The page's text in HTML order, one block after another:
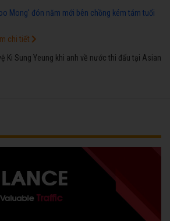
Mong' đón năm mới bên chồng kém tám tuổi
Ki Sung Yeung khi anh về nước thi đấu tại Asian
chi tiết